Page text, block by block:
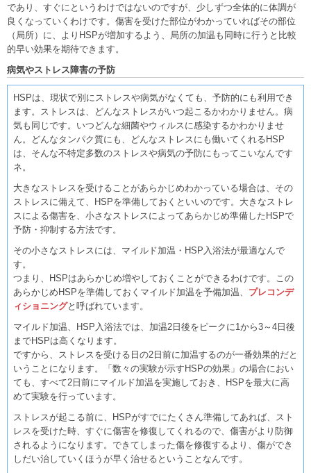
であり、すぐにというわけではないのですが、少しずつ全体的に体調が
良くなっていくわけです。傷害を受けた部位がわかっていればその部位
（局所）に、よりHSPが増加するよう、局所の加温も同時に行うと比較
的早い効果を期待できます。
病気やストレス障害の予防
HSPは、現状で別にストレスや病気がなくても、予防的にも利用でき
ます。ストレスは、どんなストレスがいつ起こるかわかりません。病
気も同じです。いつどんな細菌やウィルスに感染するかわかりませ
ん。どんなタンパク質にも、どんなストレスにも働いてくれるHSP
は、そんな不特定多数のストレスや病気の予防にもってこいなんです
ネ。
大きなストレスを受けることがあらかじめわかっている場合は、その
ストレスに備えて、HSPを準備しておくといいのです。大きなストレ
スによる傷害を、小さなストレスによってあらかじめ準備したHSPで
予防・抑制する方法です。
その小さなストレスには、マイルド加温・HSP入浴法が最適なんで
す。
つまり、HSPはあらかじめ増やしておくことができるわけです。この
あらかじめHSPを準備しておくマイルド加温を予備加温、 プレコンデ
ィショニングと呼ばれています。
マイルド加温、HSP入浴法では、加温2日後をピークに1から3～4日後
までHSPは高くなります。
ですから、ストレスを受ける日の2日前に加温するのが一番効果的だと
いうことになります。「数々の実験が示すHSPの効果」の場合におい
ても、すべて2日前にマイルド加温を実施しておき、HSPを最大に高
めて実験を行っています。
ストレスが起こる前に、HSPがすでにたくさん準備してあれば、スト
レスを受けた時、すぐに傷害を修復してくれるので、傷害がより防御
されるようになります。できてしまった傷を修復するより、傷ができ
しだい治していくほうが早く治せるということなんです。